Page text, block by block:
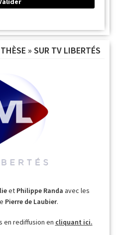
» SUR TV LIBERTÉS
et Philippe Randa avec les
Pierre de Laubier.
en rediffusion en cliquant ici.